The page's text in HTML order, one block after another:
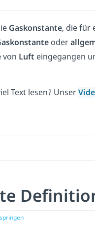
Gaskonstante, die für
oder
von Luft eingegangen
Text lesen? Unser